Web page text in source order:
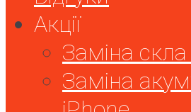
Акції
Заміна
Заміна